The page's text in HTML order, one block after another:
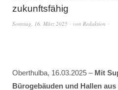
zukunftsfähig
Sonntag, 16. März 2025 von Redaktion
Oberthulba, 16.03.2025 – Mit
Bürogebäuden und Hallen